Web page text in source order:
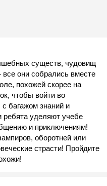
существ, чудовищ
они собрались вместе
похожей скорее на
чтобы войти во
багажом знаний и
ребята уделяют учебе
и приключениям!
оборотней или
страсти! Пройдите